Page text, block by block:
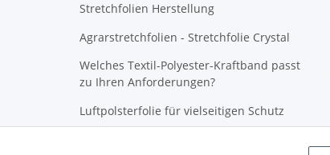
Stretchfolien Herstellung
Agrarstretchfolien - Stretchfolie Crystal
Welches Textil-Polyester-Kraftband passt
zu Ihren Anforderungen?
Luftpolsterfolie für vielseitigen Schutz